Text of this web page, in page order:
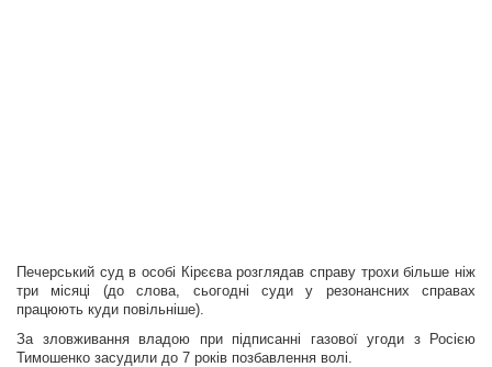
Печерський суд в особі Кірєєва розглядав справу трохи більше ніж
три місяці (до слова, сьогодні суди у резонансних справах
працюють куди повільніше).
За зловживання владою при підписанні газової угоди з Росією
Тимошенко засудили до 7 років позбавлення волі.